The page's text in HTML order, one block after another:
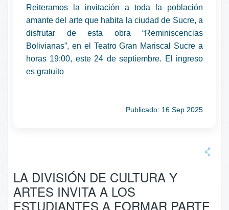
Reiteramos la invitación a toda la población
amante del arte que habita la ciudad de Sucre, a
disfrutar de esta obra “Reminiscencias
Bolivianas”, en el Teatro Gran Mariscal Sucre a
horas 19:00, este 24 de septiembre. El ingreso
es gratuito
Publicado: 16 Sep 2025
LA DIVISIÓN DE CULTURA Y
ARTES INVITA A LOS
ESTUDIANTES A FORMAR PARTE